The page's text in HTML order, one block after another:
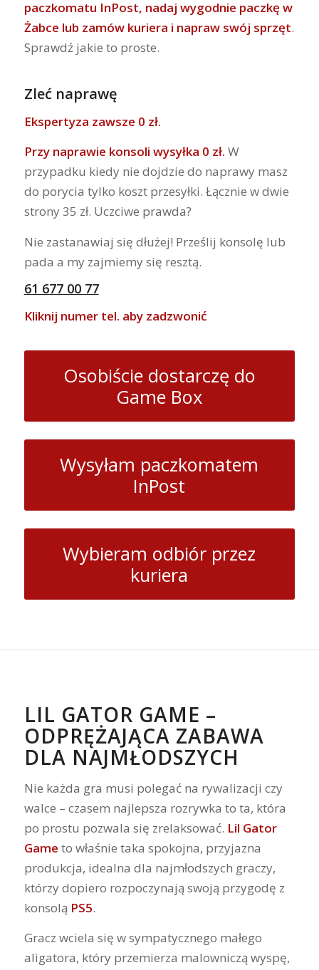
paczkomatu InPost, nadaj wygodnie paczkę w
Żabce lub zamów kuriera i napraw swój sprzęt.
Sprawdź jakie to proste.
Zleć naprawę
Ekspertyza zawsze 0 zł.
Przy naprawie konsoli wysyłka 0 zł. W
przypadku kiedy nie dojdzie do naprawy masz
do porycia tylko koszt przesyłki. Łącznie w dwie
strony 35 zł. Uczciwe prawda?
Nie zastanawiaj się dłużej! Prześlij konsolę lub
pada a my zajmiemy się resztą.
61 677 00 77
Kliknij numer tel. aby zadzwonić
Osobiście dostarczę do
Game Box
Wysyłam paczkomatem
InPost
Wybieram odbiór przez
kuriera
LIL GATOR GAME –
ODPRĘŻAJĄCA ZABAWA
DLA NAJMŁODSZYCH
Nie każda gra musi polegać na rywalizacji czy
walce – czasem najlepsza rozrywka to ta, która
po prostu pozwala się zrelaksować. Lil Gator
Game to właśnie taka spokojna, przyjazna
produkcja, idealna dla najmłodszych graczy,
którzy dopiero rozpoczynają swoją przygodę z
konsolą PS5.
Gracz wciela się w sympatycznego małego
aligatora, który przemierza malowniczą wyspę,